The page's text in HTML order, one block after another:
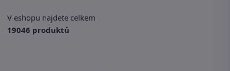
V eshopu najdete celkem
19046 produktů